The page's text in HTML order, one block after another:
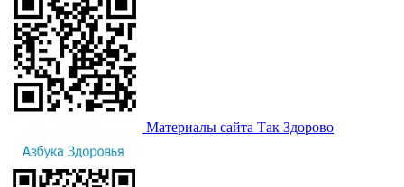
Материалы сайта Так Здорово